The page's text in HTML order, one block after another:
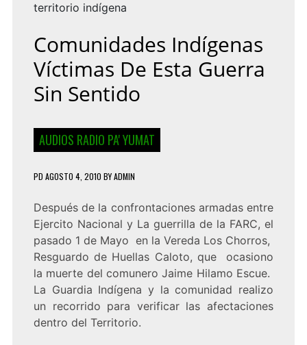
territorio indígena
Comunidades Indígenas
Víctimas De Esta Guerra
Sin Sentido
AUDIOS RADIO PA' YUMAT
PD AGOSTO 4, 2010 BYADMIN
Después de la confrontaciones armadas entre
Ejercito Nacional y La guerrilla de la FARC, el
pasado 1 de Mayo en la Vereda Los Chorros,
Resguardo de Huellas Caloto, que ocasiono
la muerte del comunero Jaime Hilamo Escue.
La Guardia Indígena y la comunidad realizo
un recorrido para verificar las afectaciones
dentro del Territorio.